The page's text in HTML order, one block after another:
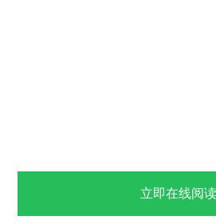
立即在线阅读